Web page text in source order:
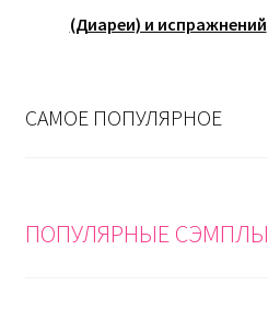
(Диареи) и испражнений
САМОЕ ПОПУЛЯРНОЕ
ПОПУЛЯРНЫЕ СЭМПЛЫ